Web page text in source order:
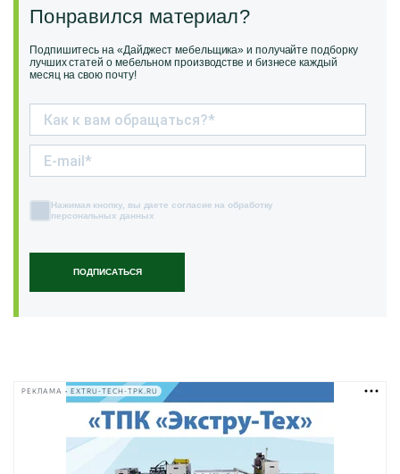
Понравился материал?
Подпишитесь на «Дайджест мебельщика» и получайте подборку
лучших статей о мебельном производстве и бизнесе каждый
месяц на свою почту!
ПОДПИСАТЬСЯ
Нажимая кнопку, вы даете согласие на обработку
персональных данных
РЕКЛАМА • EXTRU-TECH-TPK.RU